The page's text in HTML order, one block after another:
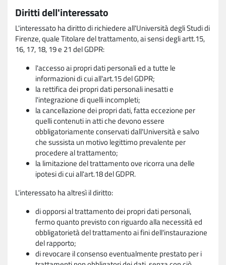
Diritti dell'interessato
L'interessato ha diritto di richiedere all'Università degli Studi di
Firenze, quale Titolare del trattamento, ai sensi degli artt.15,
16, 17, 18, 19 e 21 del GDPR:
l'accesso ai propri dati personali ed a tutte le
informazioni di cui all'art.15 del GDPR;
la rettifica dei propri dati personali inesatti e
l'integrazione di quelli incompleti;
la cancellazione dei propri dati, fatta eccezione per
quelli contenuti in atti che devono essere
obbligatoriamente conservati dall'Università e salvo
che sussista un motivo legittimo prevalente per
procedere al trattamento;
la limitazione del trattamento ove ricorra una delle
ipotesi di cui all'art.18 del GDPR.
L'interessato ha altresì il diritto:
di opporsi al trattamento dei propri dati personali,
fermo quanto previsto con riguardo alla necessità ed
obbligatorietà del trattamento ai fini dell'instaurazione
del rapporto;
di revocare il consenso eventualmente prestato per i